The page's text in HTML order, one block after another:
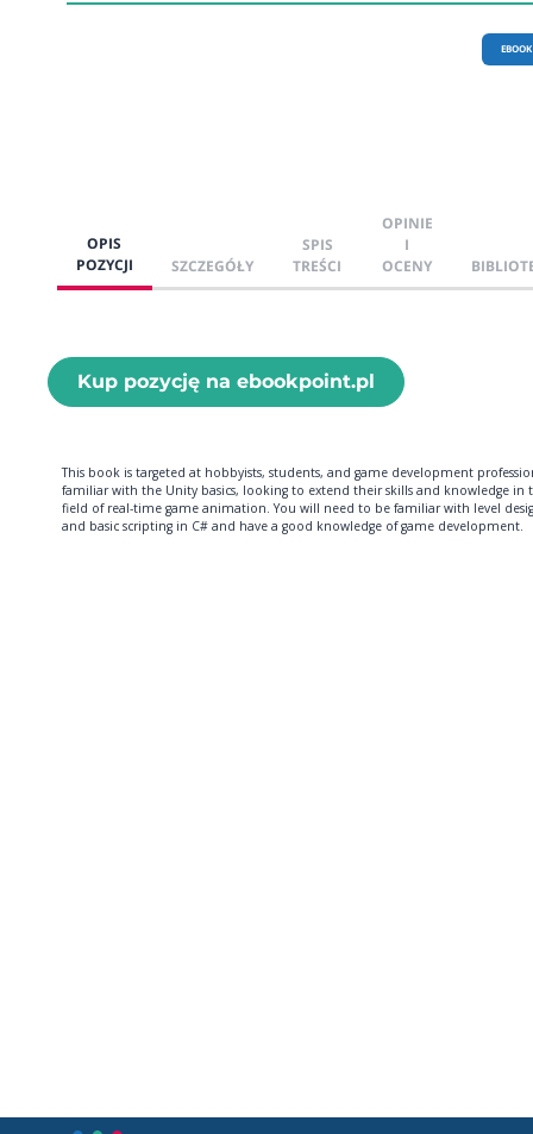
EBOOK
OPIS
POZYCJI
SZCZEGÓŁY
SPIS
TREŚCI
OPINIE
I
OCENY
Kup pozycję na ebookpoint.pl
This book is targeted at hobbyists, students, and game development
familiar with the Unity basics, looking to extend their skills and knowledge in
field of real-time game animation. You will need to be familiar with level
and basic scripting in C# and have a good knowledge of game development.